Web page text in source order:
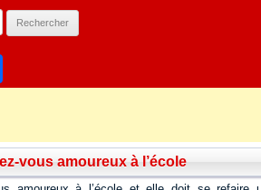
vous amoureux à l’école